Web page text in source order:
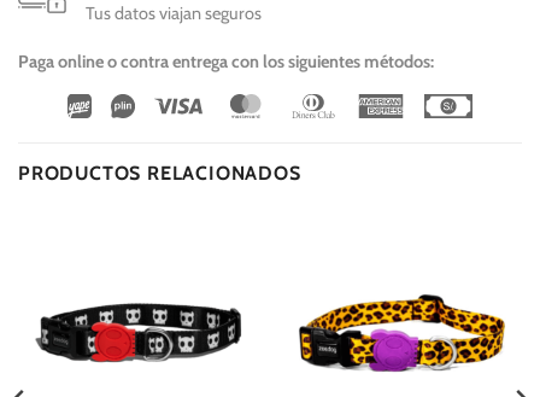
Tus datos viajan seguros
Paga online o contra entrega con los siguientes métodos:
Wirecard
Vipps Visa MasterCardDinners
American
PRODUCTOS RELACIONADOS